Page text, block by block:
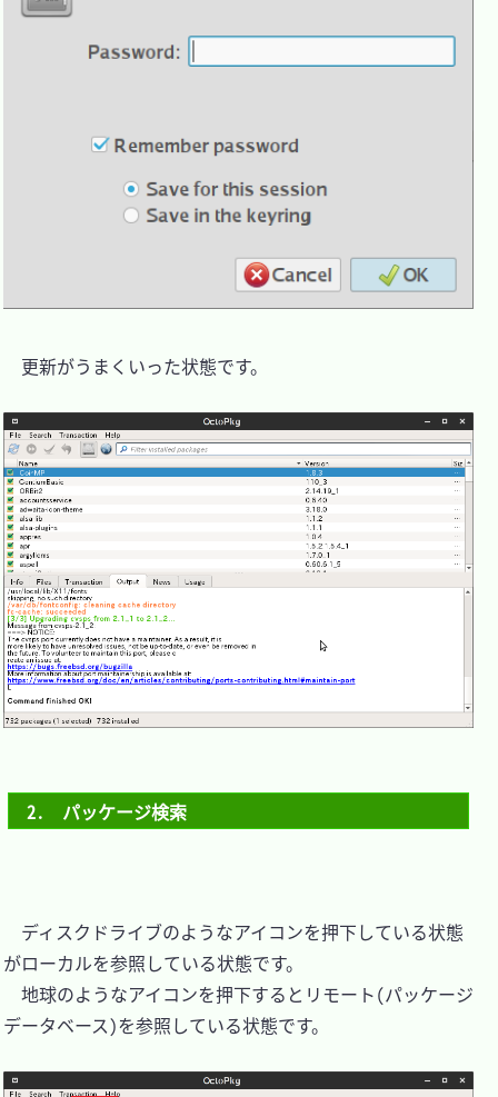
更新がうまくいった状態です。
2.　パッケージ検索
ディスクドライブのようなアイコンを押下している状態
がローカルを参照している状態です。
地球のようなアイコンを押下するとリモート(パッケージ
データベース)を参照している状態です。